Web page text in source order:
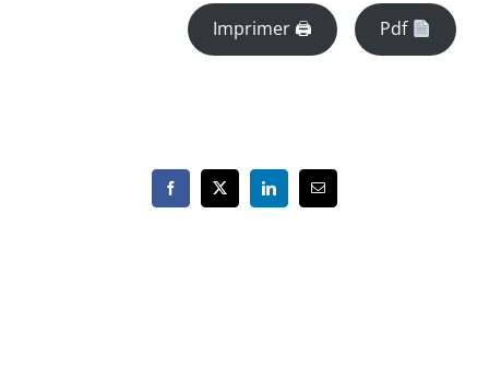
Imprimer 🖨 Pdf
Facebook
X LinkedInEmail